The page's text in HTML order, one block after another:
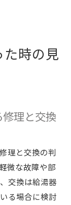
時の見
理と交換
理と交換の判
微な故障や部
交換は給湯器
る場合に検討